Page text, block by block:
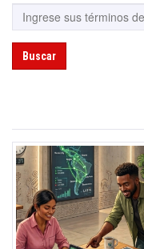
Buscar